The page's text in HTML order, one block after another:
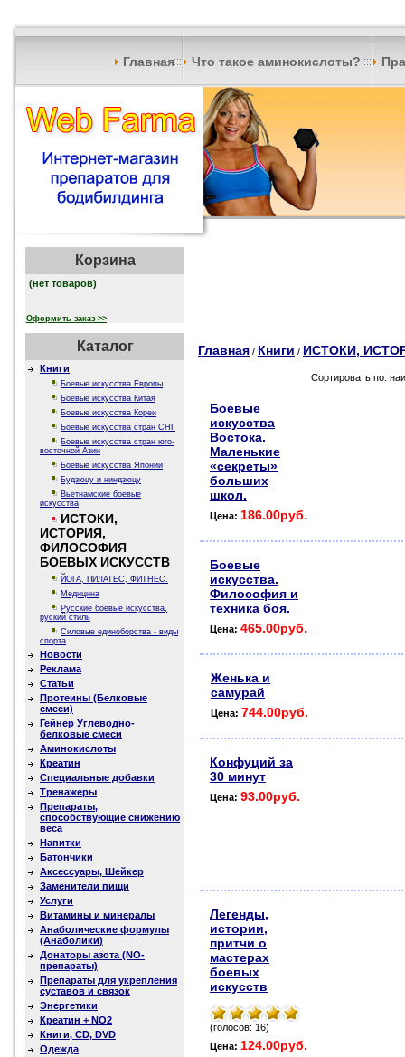
Главная Что такое аминокислоты?
Корзина
(нет товаров)
Оформить заказ >>
Каталог
Книги
Боевые искусства Европы
Боевые искусства Китая
Боевые искусства Кореи
Боевые искусства стран СНГ
Боевые искусства стран юго-
восточной Азии
Боевые искусства Японии
Будзюцу и ниндзюцу
Вьетнамские боевые
искусства
ИСТОКИ,
ИСТОРИЯ,
ФИЛОСОФИЯ
БОЕВЫХ ИСКУССТВ
ЙОГА, ПИЛАТЕС, ФИТНЕС.
Медицина
Русские боевые искусства,
руский стиль
Силовые единоборства - виды
спорта
Новости
Реклама
Статьи
Протеины (Белковые
смеси)
Гейнер Углеводно-
белковые смеси
Аминокислоты
Креатин
Специальные добавки
Тренажеры
Препараты,
способствующие снижению
веса
Напитки
Батончики
Аксессуары, Шейкер
Заменители пищи
Услуги
Витамины и минералы
Анаболические формулы
(Анаболики)
Донаторы азота (NO-
препараты)
Препараты для укрепления
суставов и связок
Энергетики
Креатин + NO2
Книги, CD, DVD
Одежда
Главная / Книги / ИСТОКИ,
Сортировать по:
Боевые
искусства
Востока.
Маленькие
«секреты»
больших
школ.
Цена: 186.00руб.
Боевые
искусства.
Философия и
техника боя.
Цена: 465.00руб.
Женька и
самурай
Цена: 744.00руб.
Конфуций за
30 минут
Цена: 93.00руб.
Легенды,
истории,
притчи о
мастерах
боевых
искусств
(голосов: 16)
Цена: 124.00руб.